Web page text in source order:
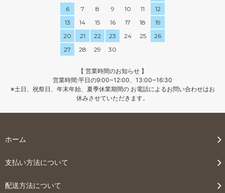
6
7 8 9 10 11
12
13
14 15 16 17 18
19
20
21 22 23 24 25
26
27
28 29 30
【 営業時間のお知らせ 】
営業時間:平日の9:00~12:00、13:00~16:30
※土日、祝祭日、年末年始、夏季休業期間の お電話によるお問い合わせはお
休みさせていただきます。
ホーム
支払い方法について
配送方法について